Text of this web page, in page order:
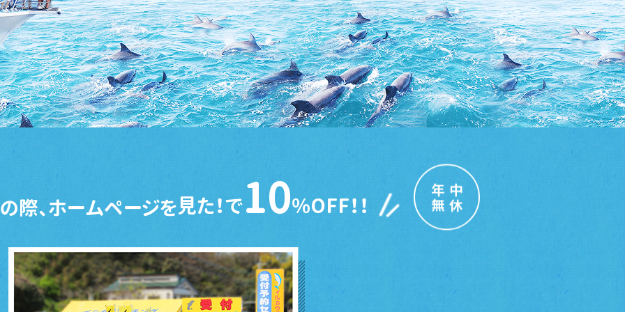
年中
無休
際、ホームページを見た！で10％OFF！！